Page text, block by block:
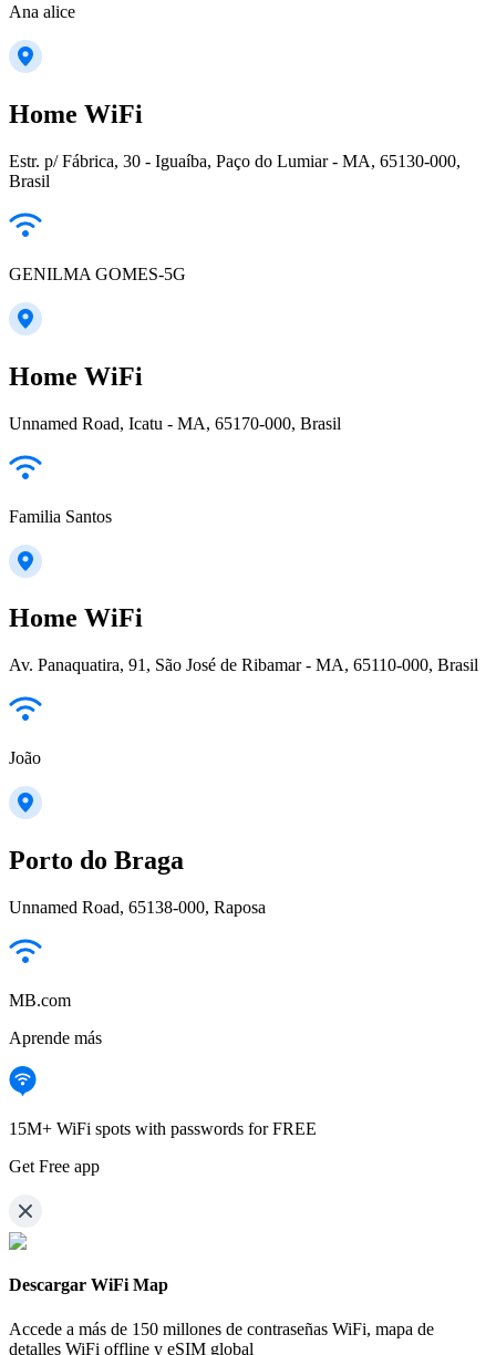
Ana alice
Home WiFi
Estr. p/ Fábrica, 30 - Iguaíba, Paço do Lumiar - MA, 65130-000,
Brasil
GENILMA GOMES-5G
Home WiFi
Unnamed Road, Icatu - MA, 65170-000, Brasil
Familia Santos
Home WiFi
Av. Panaquatira, 91, São José de Ribamar - MA, 65110-000, Brasil
João
Porto do Braga
Unnamed Road, 65138-000, Raposa
MB.com
Aprende más
15M+ WiFi spots with passwords for FREE
Get Free app
Descargar WiFi Map
Accede a más de 150 millones de contraseñas WiFi, mapa de
detalles WiFi offline y eSIM global